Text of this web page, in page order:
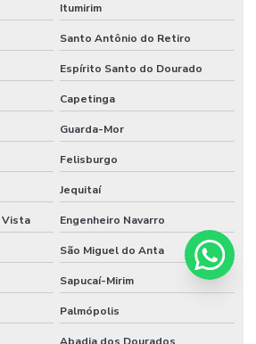
Itumirim
Santo Antônio do Retiro
Espírito Santo do Dourado
Capetinga
Guarda-Mor
Felisburgo
Jequitaí
Vista Engenheiro Navarro
São Miguel do Anta
Sapucaí-Mirim
Palmópolis